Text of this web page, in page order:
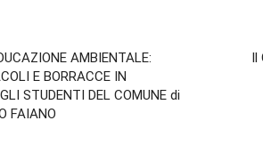
AMBIENTALE:
E BORRACCE IN
STUDENTI DEL COMUNE di
FAIANO
Il